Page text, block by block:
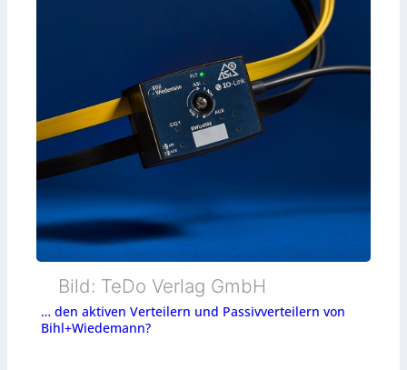
Bild: TeDo Verlag GmbH
… den aktiven Verteilern und Passivverteilern von
Bihl+Wiedemann?